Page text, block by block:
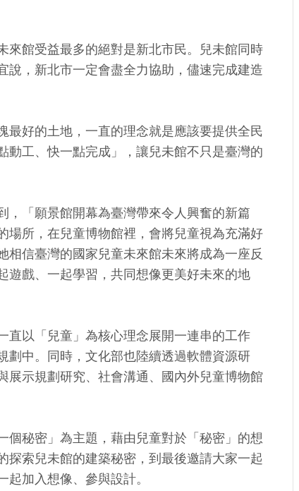
來館受益最多的絕對是新北市民。兒未館同時
說，新北市一定會盡全力協助，儘速完成建造
最好的土地，一直的理念就是應該要提供全民
動工、快一點完成」，讓兒未館不只是臺灣的
，「願景館開幕為臺灣帶來令人興奮的新篇
場所，在兒童博物館裡，會將兒童視為充滿好
信臺灣的國家兒童未來館未來將成為一座反
遊戲、一起學習，共同想像更美好未來的地
直以「兒童」為核心理念展開一連串的工作
劃中。同時，文化部也陸續透過軟體資源研
展示規劃研究、社會溝通、國內外兒童博物館
個秘密」為主題，藉由兒童對於「秘密」的想
索兒未館的建築秘密，到最後邀請大家一起
加入想像、參與設計。